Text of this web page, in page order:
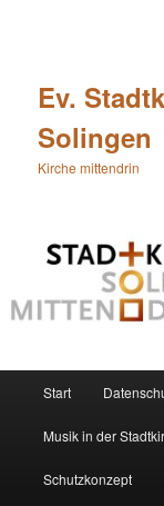
Ev.
Solingen
Kirche mittendrin
Start
Musik in der
Schutzkonzept